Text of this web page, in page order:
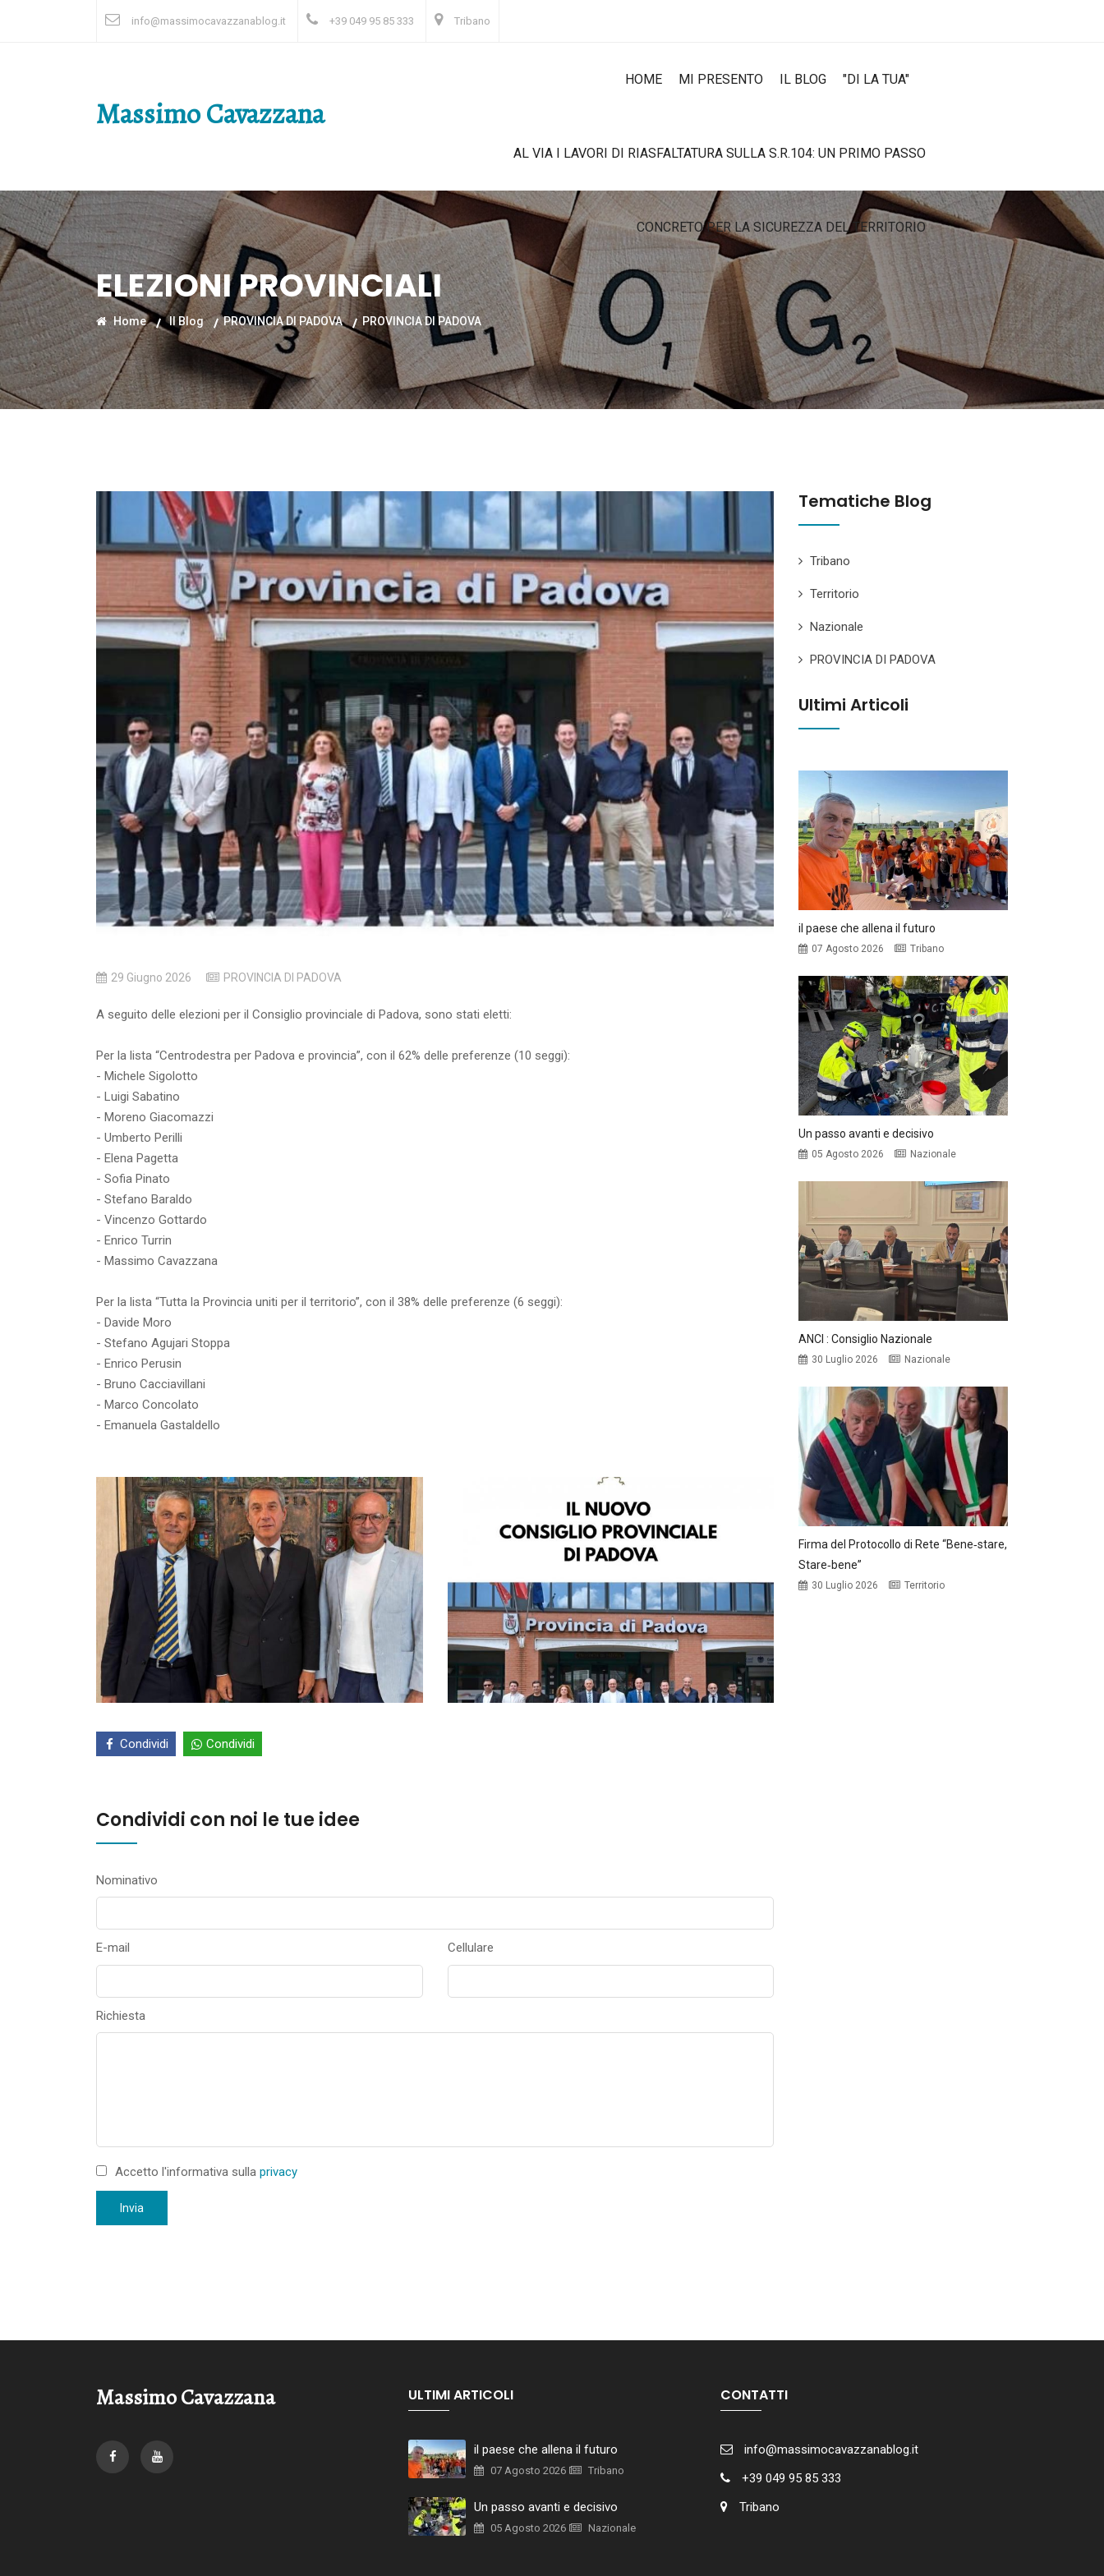
info@massimocavazzanablog.it +39 049 95 85 333 Tribano
Massimo Cavazzana
HOME MI PRESENTO IL BLOG "DI LA TUA"
AL VIA I LAVORI DI RIASFALTATURA SULLA S.R.104: UN PRIMO PASSO
CONCRETO PER LA SICUREZZA DEL TERRITORIO
ELEZIONI PROVINCIALI
Home Il Blog PROVINCIA DI PADOVA PROVINCIA DI PADOVA
29 Giugno 2026 PROVINCIA DI PADOVA
A seguito delle elezioni per il Consiglio provinciale di Padova, sono stati eletti:
Per la lista “Centrodestra per Padova e provincia”, con il 62% delle preferenze (10 seggi):
- Michele Sigolotto
- Luigi Sabatino
- Moreno Giacomazzi
- Umberto Perilli
- Elena Pagetta
- Sofia Pinato
- Stefano Baraldo
- Vincenzo Gottardo
- Enrico Turrin
- Massimo Cavazzana
Per la lista “Tutta la Provincia uniti per il territorio”, con il 38% delle preferenze (6 seggi):
- Davide Moro
- Stefano Agujari Stoppa
- Enrico Perusin
- Bruno Cacciavillani
- Marco Concolato
- Emanuela Gastaldello
Condividi Condividi
Condividi con noi le tue idee
Nominativo
E-mail Cellulare
Richiesta
Accetto l'informativa sulla privacy
Invia
Tematiche Blog
Tribano
Territorio
Nazionale
PROVINCIA DI PADOVA
Ultimi Articoli
il paese che allena il futuro
07 Agosto 2026 Tribano
Un passo avanti e decisivo
05 Agosto 2026 Nazionale
ANCI : Consiglio Nazionale
30 Luglio 2026 Nazionale
Firma del Protocollo di Rete “Bene‑stare,
Stare‑bene”
30 Luglio 2026 Territorio
Massimo Cavazzana ULTIMI ARTICOLI
il paese che allena il futuro
07 Agosto 2026 Tribano
Un passo avanti e decisivo
05 Agosto 2026 Nazionale
CONTATTI
info@massimocavazzanablog.it
+39 049 95 85 333
Tribano